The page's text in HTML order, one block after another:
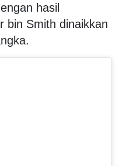
hasil
bin Smith dinaikkan